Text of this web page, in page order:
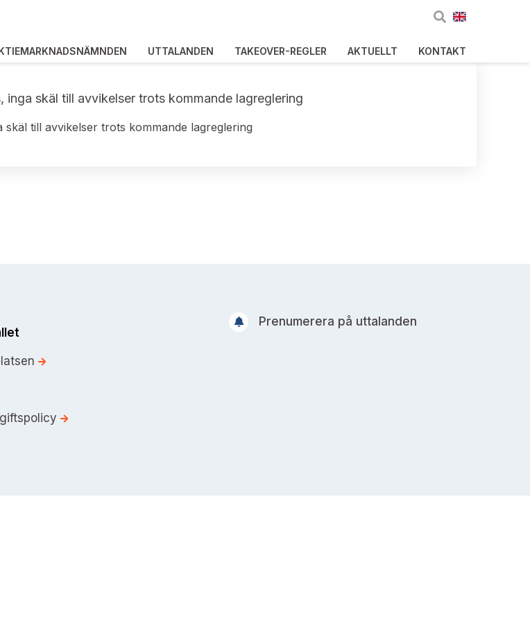
UTTALANDEN TAKEOVER-REGLER AKTUELLT KONTAKT
skäl till avvikelser trots kommande lagreglering
till avvikelser trots kommande lagreglering
Prenumerera på uttalanden